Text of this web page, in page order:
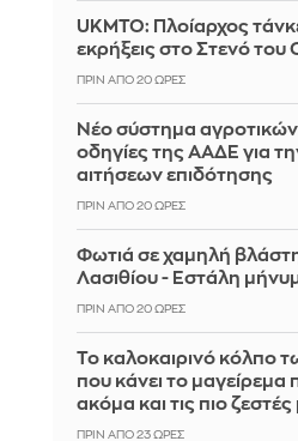
UKMTO: Πλοίαρχος
εκρήξεις στο Στενό του
ΠΡΙΝ ΑΠΌ 20 ΏΡΕΣ
Νέο σύστημα
οδηγίες της ΑΑΔΕ για
αιτήσεων επιδότησης
ΠΡΙΝ ΑΠΌ 20 ΏΡΕΣ
Φωτιά σε χαμηλή
Λασιθίου - Εστάλη
ΠΡΙΝ ΑΠΌ 20 ΏΡΕΣ
Το καλοκαιρινό κόλπο
που κάνει το μαγείρεμα
ακόμα και τις πιο ζεστές
ΠΡΙΝ ΑΠΌ 23 ΏΡΕΣ